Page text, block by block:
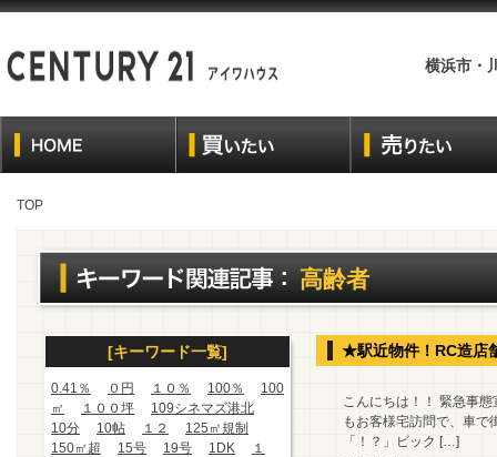
横浜市・
TOP
高齢者
[キーワード一覧]
0.41％ ０円 １０％ 100％
100
㎡
１００坪
109シネマズ港北
10分
10帖 １２
125㎡規制
150㎡超
15号 19号 1DK
１
★駅近物件！RC造店
こんにちは！！ 緊急事
もお客様宅訪問で、車で
「！？」ビック […]